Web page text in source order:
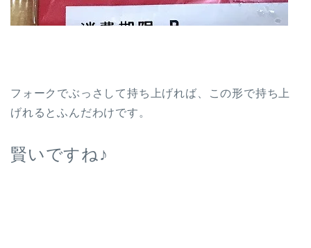
フォークでぶっさして持ち上げれば、この形で持ち上
げれるとふんだわけです。
賢いですね♪